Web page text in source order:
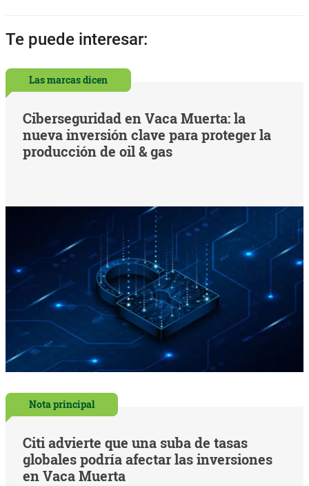
Te puede interesar:
Las marcas dicen
Ciberseguridad en Vaca Muerta: la
nueva inversión clave para proteger la
producción de oil & gas
Nota principal
Citi advierte que una suba de tasas
globales podría afectar las inversiones
en Vaca Muerta